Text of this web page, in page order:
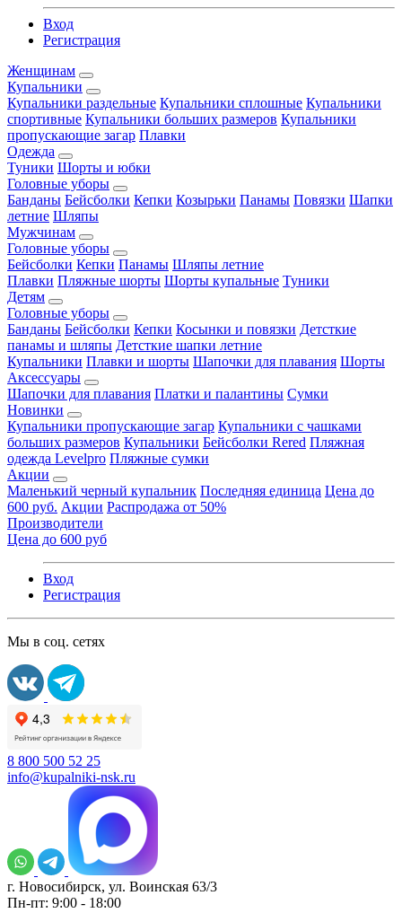
Вход
Регистрация
Женщинам
Купальники
Купальники раздельные Купальники сплошные Купальники
спортивные Купальники больших размеров Купальники
пропускающие загар Плавки
Одежда
Туники Шорты и юбки
Головные уборы
Банданы Бейсболки Кепки Козырьки Панамы Повязки Шапки
летние Шляпы
Мужчинам
Головные уборы
Бейсболки Кепки Панамы Шляпы летние
Плавки Пляжные шорты Шорты купальные Туники
Детям
Головные уборы
Банданы Бейсболки Кепки Косынки и повязки Детсткие
панамы и шляпы Детсткие шапки летние
Купальники Плавки и шорты Шапочки для плавания Шорты
Аксессуары
Шапочки для плавания Платки и палантины Сумки
Новинки
Купальники пропускающие загар Купальники с чашками
больших размеров Купальники Бейсболки Rered Пляжная
одежда Levelpro Пляжные сумки
Акции
Маленький черный купальник Последняя единица Цена до
600 руб. Акции Распродажа от 50%
Производители
Цена до 600 руб
Вход
Регистрация
Мы в соц. сетях
8 800 500 52 25
info@kupalniki-nsk.ru
г. Новосибирск, ул. Воинская 63/3
Пн-пт: 9:00 - 18:00